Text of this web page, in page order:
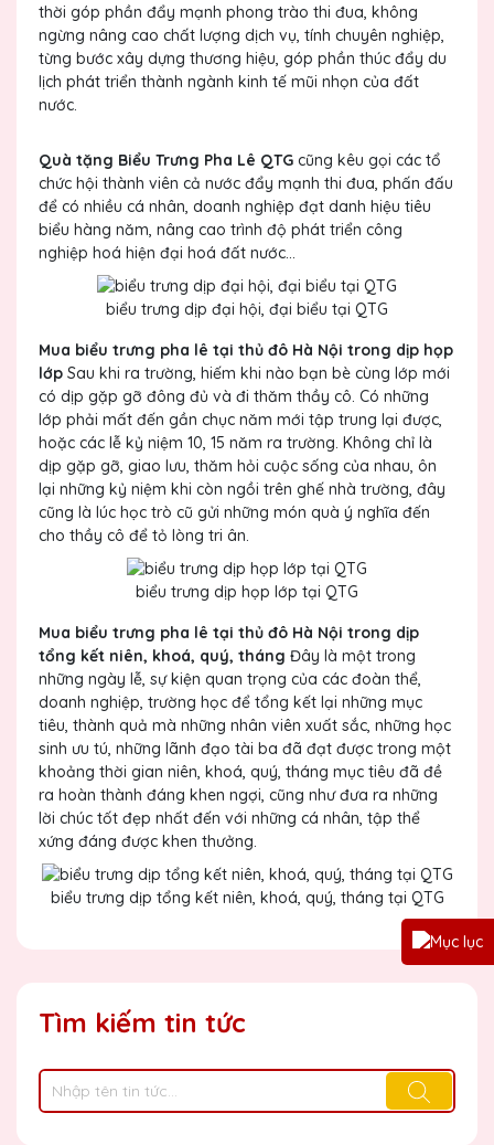
thời góp phần đẩy mạnh phong trào thi đua, không
ngừng nâng cao chất lượng dịch vụ, tính chuyên nghiệp,
từng bước xây dựng thương hiệu, góp phần thúc đẩy du
lịch phát triển thành ngành kinh tế mũi nhọn của đất
nước.
Quà tặng Biểu Trưng Pha Lê QTG cũng kêu gọi các tổ
chức hội thành viên cả nước đẩy mạnh thi đua, phấn đấu
để có nhiều cá nhân, doanh nghiệp đạt danh hiệu tiêu
biểu hàng năm, nâng cao trình độ phát triển công
nghiệp hoá hiện đại hoá đất nước...
biểu trưng dịp đại hội, đại biểu tại QTG
Mua biểu trưng pha lê tại thủ đô Hà Nội trong dịp họp
lớp Sau khi ra trường, hiếm khi nào bạn bè cùng lớp mới
có dịp gặp gỡ đông đủ và đi thăm thầy cô. Có những
lớp phải mất đến gần chục năm mới tập trung lại được,
hoặc các lễ kỷ niệm 10, 15 năm ra trường. Không chỉ là
dịp gặp gỡ, giao lưu, thăm hỏi cuộc sống của nhau, ôn
lại những kỷ niệm khi còn ngồi trên ghế nhà trường, đây
cũng là lúc học trò cũ gửi những món quà ý nghĩa đến
cho thầy cô để tỏ lòng tri ân.
biểu trưng dịp họp lớp tại QTG
Mua biểu trưng pha lê tại thủ đô Hà Nội trong dịp
tổng kết niên, khoá, quý, tháng Đây là một trong
những ngày lễ, sự kiện quan trọng của các đoàn thể,
doanh nghiệp, trường học để tổng kết lại những mục
tiêu, thành quả mà những nhân viên xuất sắc, những học
sinh ưu tú, những lãnh đạo tài ba đã đạt được trong một
khoảng thời gian niên, khoá, quý, tháng mục tiêu đã đề
ra hoàn thành đáng khen ngợi, cũng như đưa ra những
lời chúc tốt đẹp nhất đến với những cá nhân, tập thể
xứng đáng được khen thưởng.
biểu trưng dịp tổng kết niên, khoá, quý, tháng tại QTG
Tìm kiếm tin tức